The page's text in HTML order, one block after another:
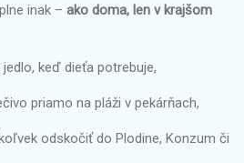
inak – ako doma, len v krajšom
keď dieťa potrebuje,
priamo na pláži v pekárňach,
odskočiť do Plodine, Konzum či